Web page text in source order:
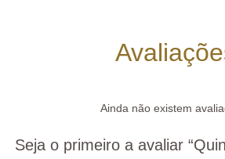
Ainda não existem
Seja o primeiro a avaliar